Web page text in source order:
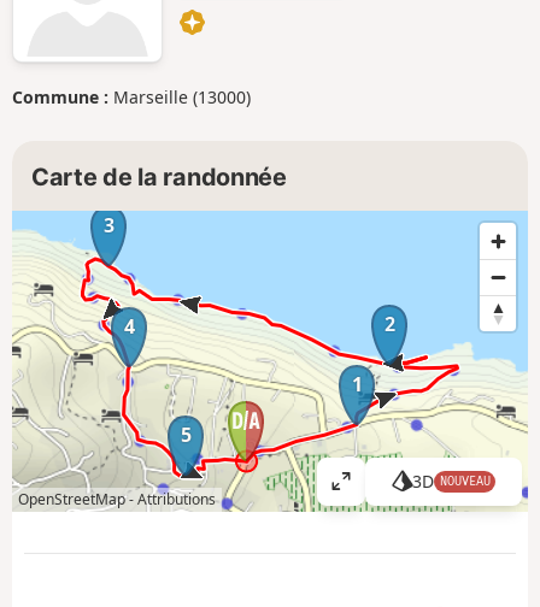
Commune : Marseille (13000)
Carte de la randonnée
1
2
3
4
5
OpenStreetMap -Attributions
A
ff
3D NOUVEAU